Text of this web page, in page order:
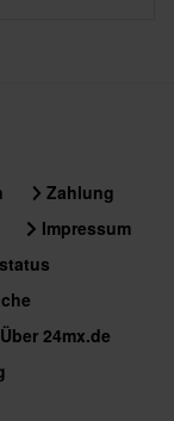
Zahlung
Impressum
Über 24mx.de